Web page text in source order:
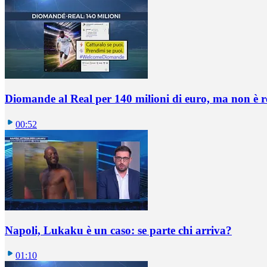
Diomande al Real per 140 milioni di euro, ma non è
00:52
Napoli, Lukaku è un caso: se parte chi arriva?
01:10